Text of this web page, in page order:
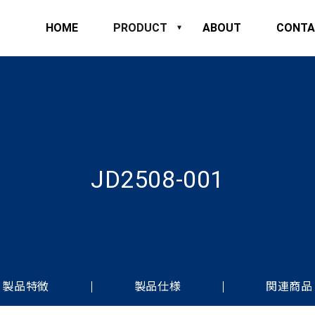
HOME PRODUCT ABOUT
JD2508-001
製品特徴 製品仕様 関連商品